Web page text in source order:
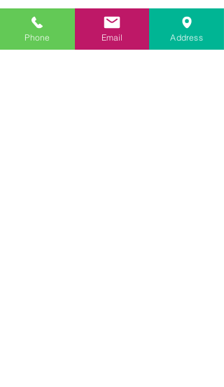
Young Ninja Group (ages 3-5)
Phone Email Address